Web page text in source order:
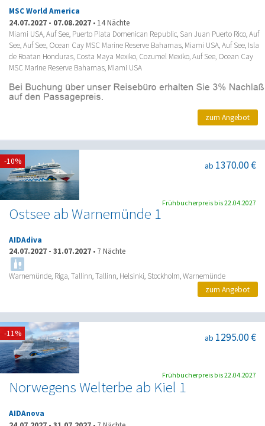
MSC World America
24.07.2027 - 07.08.2027 • 14 Nächte
Miami USA, Auf See, Puerto Plata Domenican Republic, San Juan Puerto Rico, Auf
See, Auf See, Ocean Cay MSC Marine Reserve Bahamas, Miami USA, Auf See, Isla
de Roatan Honduras, Costa Maya Mexiko, Cozumel Mexiko, Auf See, Ocean Cay
MSC Marine Reserve Bahamas, Miami USA
zum Angebot
Ostsee ab Warnemünde 1
ab 1370.00 €
AIDAdiva
24.07.2027 - 31.07.2027 • 7 Nächte
Warnemünde, Riga, Tallinn, Tallinn, Helsinki, Stockholm, Warnemünde
-10%
Frühbucherpreis bis 22.04.2027
zum Angebot
Norwegens Welterbe ab Kiel 1
ab 1295.00 €
AIDAnova
-11%
Frühbucherpreis bis 22.04.2027